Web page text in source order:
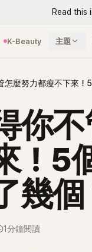
Read this
K-Beauty 主題
你
！5
幾個
1分鐘閱讀